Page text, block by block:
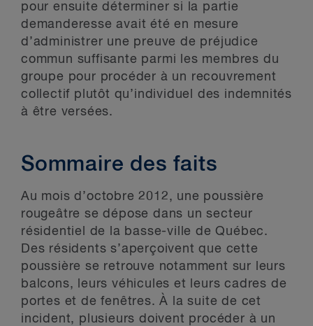
pour ensuite déterminer si la partie
demanderesse avait été en mesure
d’administrer une preuve de préjudice
commun suffisante parmi les membres du
groupe pour procéder à un recouvrement
collectif plutôt qu’individuel des indemnités
à être versées.
Sommaire des faits
Au mois d’octobre 2012, une poussière
rougeâtre se dépose dans un secteur
résidentiel de la basse-ville de Québec.
Des résidents s’aperçoivent que cette
poussière se retrouve notamment sur leurs
balcons, leurs véhicules et leurs cadres de
portes et de fenêtres. À la suite de cet
incident, plusieurs doivent procéder à un